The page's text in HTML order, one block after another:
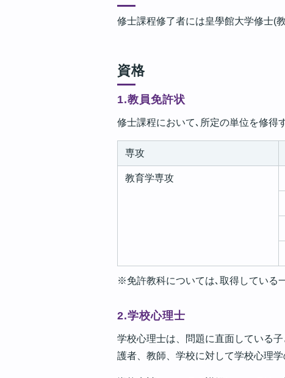
修士課程修了者には皇學館大学修士(
資格
1.教員免許状
修士課程において､所定の単位を修得
専攻
教育学専攻
※免許教科については､取得している
2.学校心理士
学校心理士は、問題に直面している
護者、教師、学校に対して学校心理